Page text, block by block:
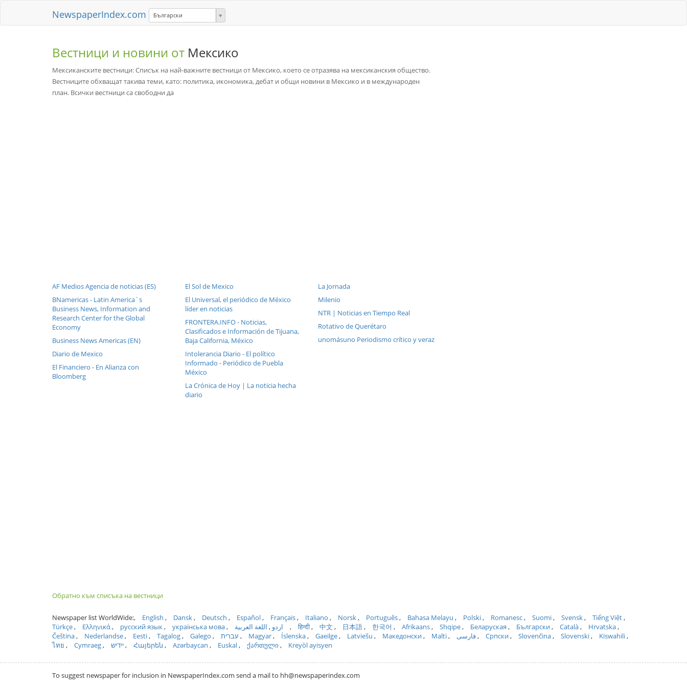
NewspaperIndex.com Български
Вестници и новини от Мексико
Мексиканските вестници: Списък на най-важните вестници от Мексико, което се отразява на мексиканския общество.
Вестниците обхващат такива теми, като: политика, икономика, дебат и общи новини в Мексико и в международен
план. Всички вестници са свободни да
AF Medios Agencia de noticias (ES)
BNamericas - Latin America´s
Business News, Information and
Research Center for the Global
Economy
Business News Americas (EN)
Diario de Mexico
El Financiero - En Alianza con
Bloomberg
El Sol de Mexico
El Universal, el periódico de México
líder en noticias
FRONTERA.INFO - Noticias,
Clasificados e Información de Tijuana,
Baja California, México
Intolerancia Diario - El político
Informado - Periódico de Puebla
México
La Crónica de Hoy | La noticia hecha
diario
La Jornada
Milenio
NTR | Noticias en Tiempo Real
Rotativo de Querétaro
unomásuno Periodismo crítico y veraz
Обратно към списъка на вестници
Newspaper list WorldWide: English Dansk Deutsch Español Français Italiano Norsk Português Bahasa Melayu Polski Romanesc Suomi Svensk
Tiếng Việt
Türkçe
Ελληνικά русский язык українська мова اردو اللغة العربية हिन्दी 中文 日本語 한국어 Afrikaans Shqipe Беларуская Български Català
Hrvatska
Čeština
Nederlandse Eesti Tagalog Galego עברית Magyar Íslenska Gaeilge Latviešu Македонски Malti فارسی Српски Slovenčina Slovenski
Kiswahili
ไทย
Cymraeg ייִדיש Հայերեն Azərbaycan Euskal ქართული Kreyòl ayisyen
To suggest newspaper for inclusion in NewspaperIndex.com send a mail to hh@newspaperindex.com